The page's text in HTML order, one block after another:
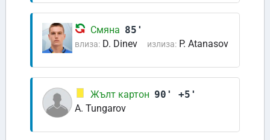
Смяна 85'
влиза: D. Dinev излиза: P. Atanasov
Жълт картон 90' +5'
A. Tungarov